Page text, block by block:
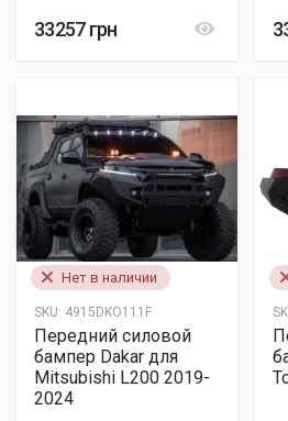
33257 грн
Нет в наличии
SKU: 4915DKO111F
Передний силовой
бампер Dakar для
Mitsubishi L200 2019-
2024